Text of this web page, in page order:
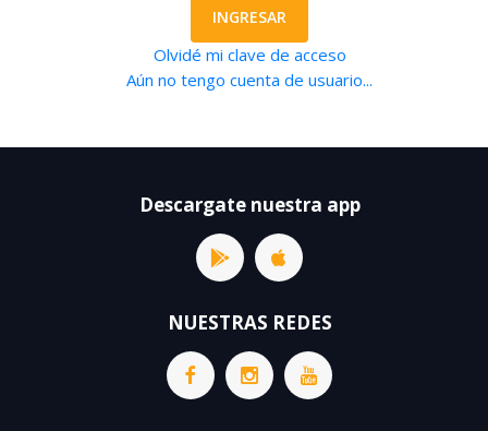
INGRESAR
Olvidé mi clave de acceso
Aún no tengo cuenta de usuario...
Descargate nuestra app
NUESTRAS REDES